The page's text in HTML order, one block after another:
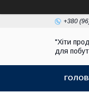
+380
"Хіти
для